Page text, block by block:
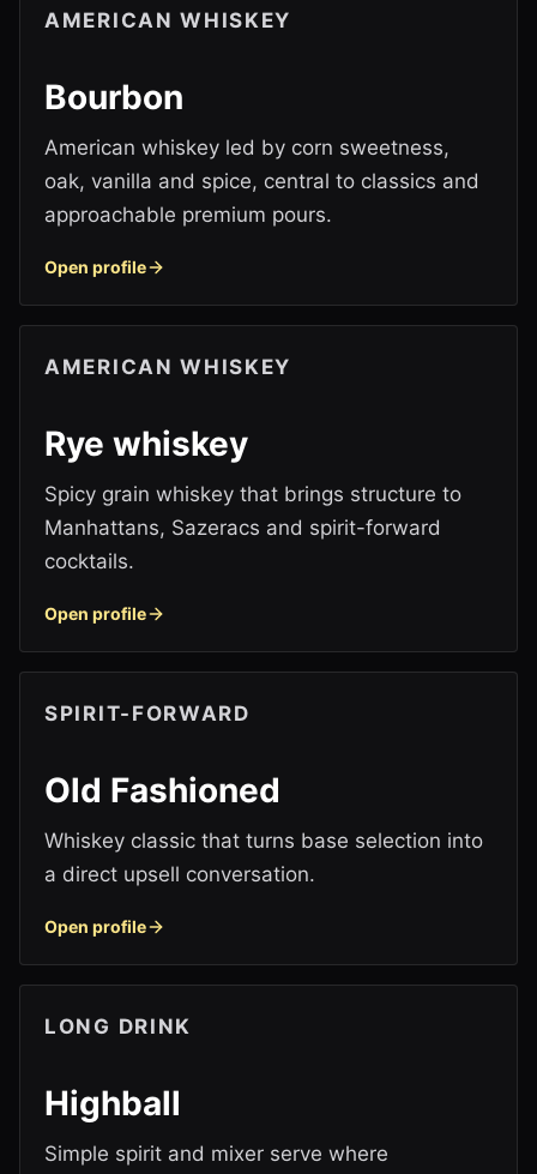
AMERICAN WHISKEY
Bourbon
American whiskey led by corn sweetness,
oak, vanilla and spice, central to classics and
approachable premium pours.
Open profile
AMERICAN WHISKEY
Rye whiskey
Spicy grain whiskey that brings structure to
Manhattans, Sazeracs and spirit-forward
cocktails.
Open profile
SPIRIT-FORWARD
Old Fashioned
Whiskey classic that turns base selection into
a direct upsell conversation.
Open profile
LONG DRINK
Highball
Simple spirit and mixer serve where